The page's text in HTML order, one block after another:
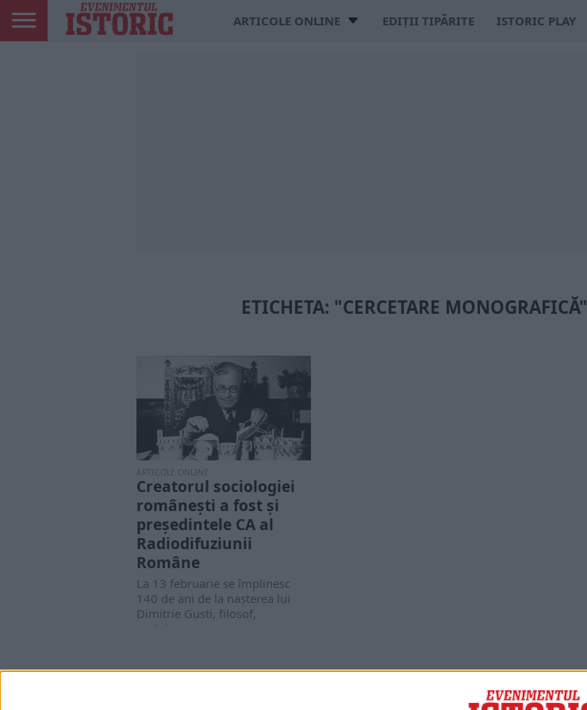
ARTICOLE ONLINE EDIȚII TIPĂRITE ISTORIC PLAY
ETICHETA: "CERCETARE MONOGRAFICĂ"
ARTICOLE ONLINE
Creatorul sociologiei
româneşti a fost şi
preşedintele CA al
Radiodifuziunii
Române
La 13 februarie se împlinesc
140 de ani de la naşterea lui
Dimitrie Gusti, filosof,
sociolog,...